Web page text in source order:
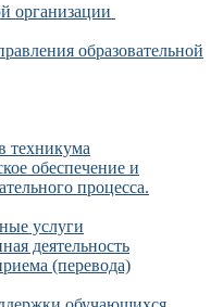
организации
образовательной
техникума
обеспечение и
процесса.
услуги
деятельность
(перевода)